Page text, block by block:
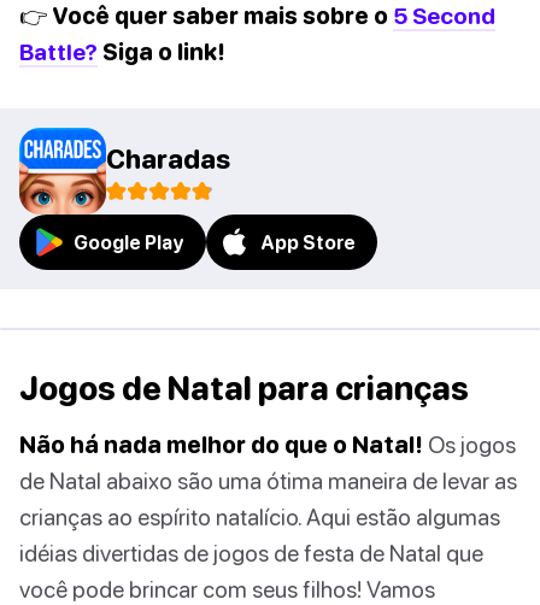
👉 Você quer saber mais sobre o 5 Second
Battle? Siga o link!
Charadas
Google Play App Store
Jogos de Natal para crianças
Não há nada melhor do que o Natal! Os jogos
de Natal abaixo são uma ótima maneira de levar as
crianças ao espírito natalício. Aqui estão algumas
idéias divertidas de jogos de festa de Natal que
você pode brincar com seus filhos! Vamos